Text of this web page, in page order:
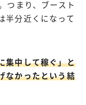
つまり、ブースト
半分近くになって
集中して稼ぐ」と
なかったという結